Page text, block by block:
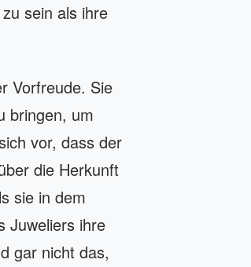
sein als ihre
Vorfreude. Sie
bringen, um
vor, dass der
die Herkunft
sie in dem
Juweliers ihre
gar nicht das,